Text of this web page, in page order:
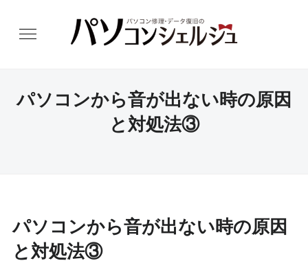
パソコンから音が出ない時の原因
と対処法③
パソコンから音が出ない時の原因
と対処法③